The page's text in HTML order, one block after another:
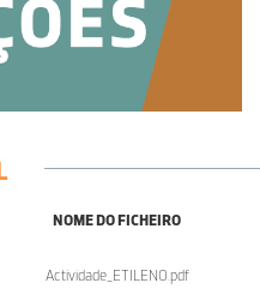
NOME DO FICHEIRO
Actividade_ETILENO.pdf